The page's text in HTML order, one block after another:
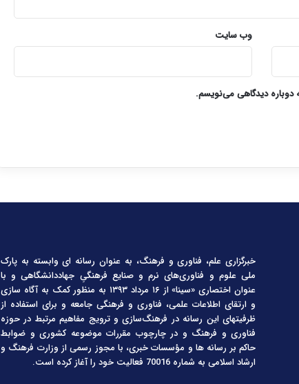
وب‌ سایت
دوباره دیدگاهی می‌نویسم.
خبرگزاری علم، فناوری و فرهنگ، به عنوان رسانه ای وابسته به پارک
ملی علوم و فناوری‌های نرم و صنایع فرهنگیِ جهاددانشگاهی و با
عنوان اختصاری «سینا» از ۱۶ مرداد ۱۳۹۳ به منظور کمک به آگاه سازی
و ارتقای اطلاعات علمی، فناوری و فرهنگی جامعه و برای استفاده از
ظرفیتهای این رسانه در فرهنگ‌سازی و ترویج مفاهیم مرتبط در حوزه
فناوری و فرهنگ و در چارچوب مقررات موضوعه کشوری و ضوابط
حاکم بر رسانه ها و مؤسسات خبری، با مجوز رسمی از وزارت فرهنگ و
ارشاد اسلامی به شماره 70016 فعالیت خود را آغاز کرده است.